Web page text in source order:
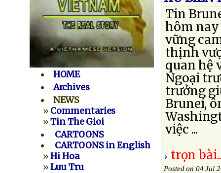
HOME
Archives
NEWS
» Commentaries
»Tin The Gioi
CARTOONS
CARTOONS in English
»Hi Hoa
»Luu Tru
Tin
hôm
vững
thịnh
quan hệ
Ngoại
trưởng
Brunei,
việc ...
trọn
Posted on 04 Jul